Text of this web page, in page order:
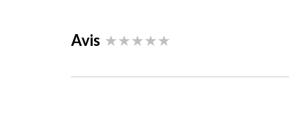
Avis